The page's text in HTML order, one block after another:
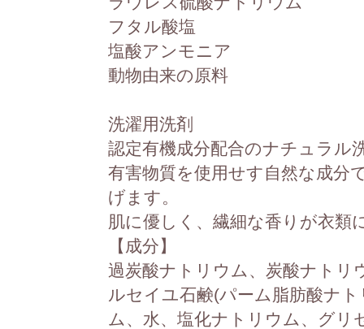
フタル酸塩
塩酸アンモニア
動物由来の原料
洗濯用洗剤
認定有機成分配合のナチュラル
有害物質を使用せす自然な成分
げます。
肌に優しく、繊細な香りが衣類
【成分】
過炭酸ナトリウム、炭酸ナトリ
ルセイユ石鹸(パーム脂肪酸ナ
ム、水、塩化ナトリウム、グ